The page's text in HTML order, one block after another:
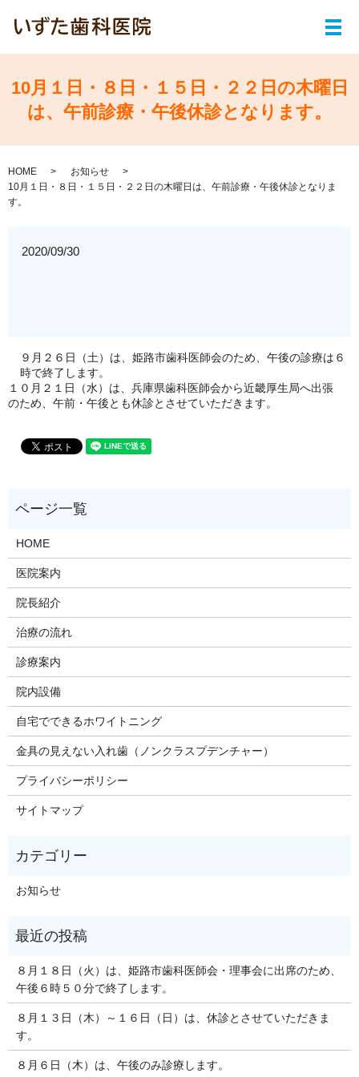
メ
10月１日・８日・１５日・２２日の木曜日
は、午前診療・午後休診となります。
HOME
お知らせ
10月１日・８日・１５日・２２日の木曜日は、午前診療・午後休診となりま
す。
2020/09/30
９月２６日（土）は、姫路市歯科医師会のため、午後の診療は６
時で終了します。
１０月２１日（水）は、兵庫県歯科医師会から近畿厚生局へ出張
のため、午前・午後とも休診とさせていただきます。
HOME
医院案内
院長紹介
治療の流れ
診療案内
院内設備
自宅でできるホワイトニング
金具の見えない入れ歯（ノンクラスプデンチャー）
プライバシーポリシー
サイトマップ
お知らせ
８月１８日（火）は、姫路市歯科医師会・理事会に出席のため、
午後６時５０分で終了します。
８月１３日（木）～１６日（日）は、休診とさせていただきま
す。
８月６日（木）は、午後のみ診療します。